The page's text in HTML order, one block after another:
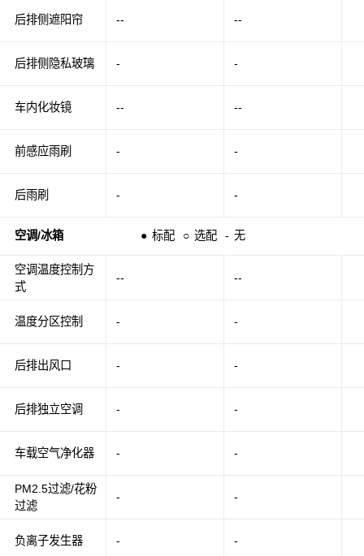
后排侧遮阳帘
后排侧隐私玻璃
车内化妆镜
前感应雨刷
后雨刷
空调/冰箱 ● 标配 ○ 选配 - 无
空调温度控制方
式
温度分区控制
后排出风口
后排独立空调
车载空气净化器
PM2.5过滤/花粉
过滤
负离子发生器
-- --
- -
-- --
- -
- -
-- --
- -
- -
- -
- -
- -
- -